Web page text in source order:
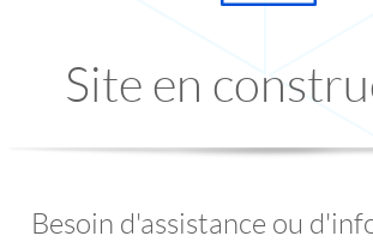
Site en
Besoin d'assistance ou